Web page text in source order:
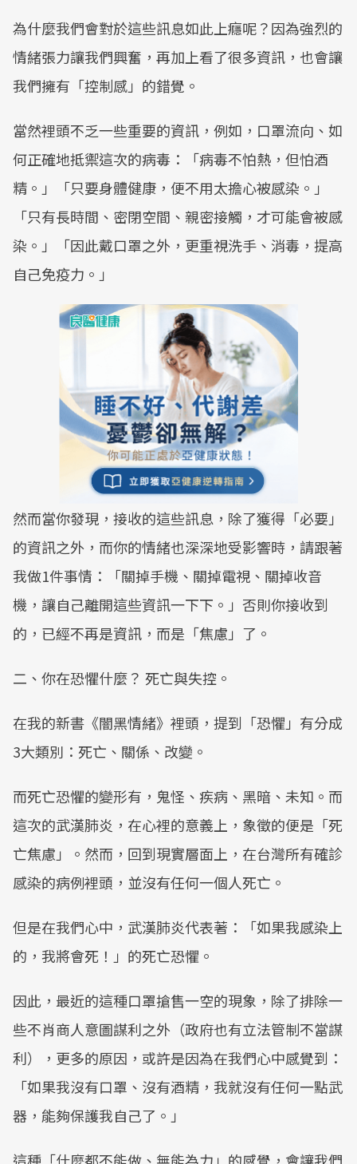
為什麼我們會對於這些訊息如此上癮呢？因為強烈的
情緒張力讓我們興奮，再加上看了很多資訊，也會讓
我們擁有「控制感」的錯覺。
當然裡頭不乏一些重要的資訊，例如，口罩流向、如
何正確地抵禦這次的病毒：「病毒不怕熱，但怕酒
精。」「只要身體健康，便不用太擔心被感染。」
「只有長時間、密閉空間、親密接觸，才可能會被感
染。」「因此戴口罩之外，更重視洗手、消毒，提高
自己免疫力。」
然而當你發現，接收的這些訊息，除了獲得「必要」
的資訊之外，而你的情緒也深深地受影響時，請跟著
我做1件事情：「關掉手機、關掉電視、關掉收音
機，讓自己離開這些資訊一下下。」否則你接收到
的，已經不再是資訊，而是「焦慮」了。
二、你在恐懼什麼？ 死亡與失控。
在我的新書《闇黑情緒》裡頭，提到「恐懼」有分成
3大類別：死亡、關係、改變。
而死亡恐懼的變形有，鬼怪、疾病、黑暗、未知。而
這次的武漢肺炎，在心裡的意義上，象徵的便是「死
亡焦慮」。然而，回到現實層面上，在台灣所有確診
感染的病例裡頭，並沒有任何一個人死亡。
但是在我們心中，武漢肺炎代表著：「如果我感染上
的，我將會死！」的死亡恐懼。
因此，最近的這種口罩搶售一空的現象，除了排除一
些不肖商人意圖謀利之外（政府也有立法管制不當謀
利），更多的原因，或許是因為在我們心中感覺到：
「如果我沒有口罩、沒有酒精，我就沒有任何一點武
器，能夠保護我自己了。」